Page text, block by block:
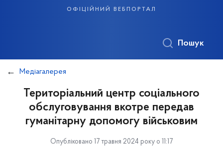
офіційний вебпортал
Пошук
Медіагалерея
Територіальний центр соціального
обслуговування вкотре передав
гуманітарну допомогу військовим
Опубліковано 17 травня 2024 року о 11:17